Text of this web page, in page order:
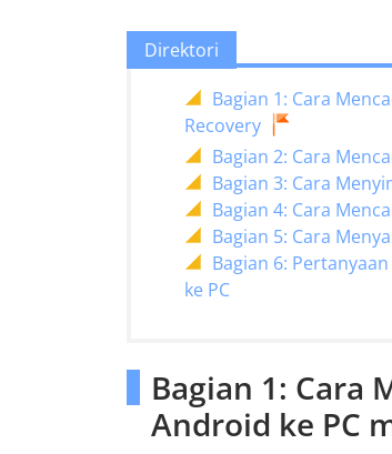
Direktori
Bagian 1: Cara
Recovery
Bagian 2: Cara
Bagian 3: Cara
Bagian 4: Cara
Bagian 5: Cara
Bagian 6:
ke PC
Bagian 1: Cara
Android ke PC